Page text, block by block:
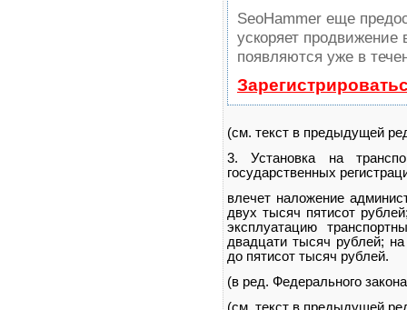
SeoHammer еще
ускоряет продвижение
появляются уже в
(см. текст в предыдущей
3. Установка на
государственных
влечет наложение
двух тысяч пятисот
эксплуатацию
двадцати тысяч рублей;
до пятисот тысяч рублей.
(в ред. Федерального